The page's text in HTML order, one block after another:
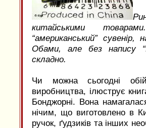
китайськими
“американський”
Обами, але без напису
складно.
Чи мoжна сьогодні
виробництва, ілюструє
Бонджорні. Вона
нічим, що виготовлено в
ручок, ґудзиків та інших